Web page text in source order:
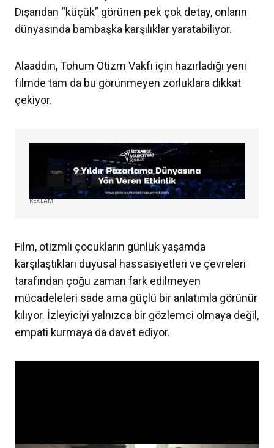
Dışarıdan “küçük” görünen pek çok detay, onların
dünyasında bambaşka karşılıklar yaratabiliyor.
Alaaddin, Tohum Otizm Vakfı için hazırladığı yeni
filmde tam da bu görünmeyen zorluklara dikkat
çekiyor.
REKLAM
Film, otizmli çocukların günlük yaşamda
karşılaştıkları duyusal hassasiyetleri ve çevreleri
tarafından çoğu zaman fark edilmeyen
mücadeleleri sade ama güçlü bir anlatımla görünür
kılıyor. İzleyiciyi yalnızca bir gözlemci olmaya değil,
empati kurmaya da davet ediyor.